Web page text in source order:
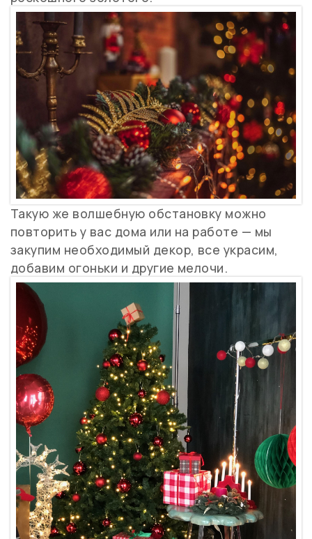
Такую же волшебную обстановку можно
повторить у вас дома или на работе — мы
закупим необходимый декор, все украсим,
добавим огоньки и другие мелочи.